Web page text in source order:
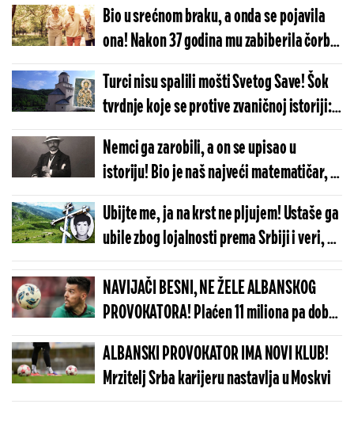
Bio u srećnom braku, a onda se pojavila
ona! Nakon 37 godina mu zabiberila čorbu:
Zbog bizarne situacije Lazar je završio na
sudu!
Turci nisu spalili mošti Svetog Save! Šok
tvrdnje koje se protive zvaničnoj istoriji:
Evo gde se nalazi telo srpskog sveca!
Nemci ga zarobili, a on se upisao u
istoriju! Bio je naš najveći matematičar, a
upamćen je jednostavno kao alas!
Ubijte me, ja na krst ne pljujem! Ustaše ga
ubile zbog lojalnosti prema Srbiji i veri, a
mnogi ne znaju za ovog srpskog heroja!
NAVIJAČI BESNI, NE ŽELE ALBANSKOG
PROVOKATORA! Plaćen 11 miliona pa dobio
brutalnu poruku
ALBANSKI PROVOKATOR IMA NOVI KLUB!
Mrzitelj Srba karijeru nastavlja u Moskvi